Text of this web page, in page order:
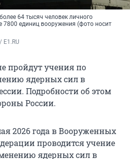
64 тысяч человек личного
единиц вооружения (фото носит
пройдут учения по
ядерных сил в
Подробности об этом
России.
2026 года в Вооруженных
проводится учение
ядерных сил в